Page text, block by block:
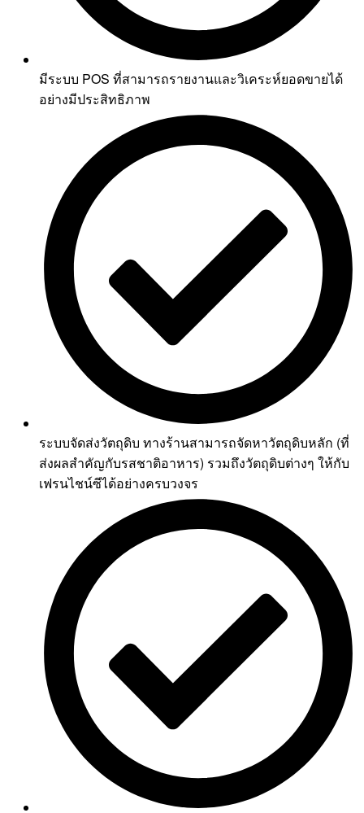
มีระบบ POS ที่สามารถรายงานและวิเคระห์ยอดขายได้
อย่างมีประสิทธิภาพ
ระบบจัดส่งวัตถุดิบ ทางร้านสามารถจัดหาวัตถุดิบหลัก (ที่
ส่งผลสำคัญกับรสชาติอาหาร) รวมถึงวัตถุดิบต่างๆ ให้กับ
เฟรนไชน์ซีได้อย่างครบวงจร